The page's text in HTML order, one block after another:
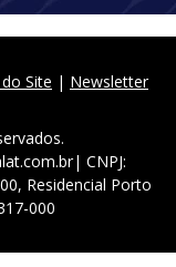
Site | Newsletter
CNPJ:
Residencial Porto
000